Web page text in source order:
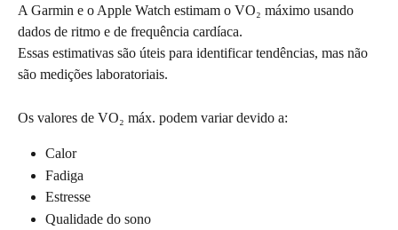
A Garmin e o Apple Watch estimam o VO₂ máximo usando
dados de ritmo e de frequência cardíaca.
Essas estimativas são úteis para identificar tendências, mas não
são medições laboratoriais.
Os valores de VO₂ máx. podem variar devido a:
Calor
Fadiga
Estresse
Qualidade do sono